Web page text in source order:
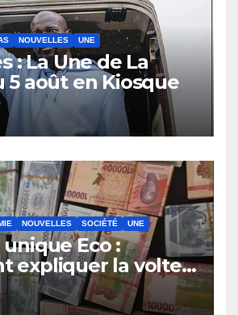
NOUVELLES UNE
: La Une de La
5 août en Kiosque
NOUVELLES SOCIÉTÉ UNE
Eco :
expliquer la volte-
Guinée